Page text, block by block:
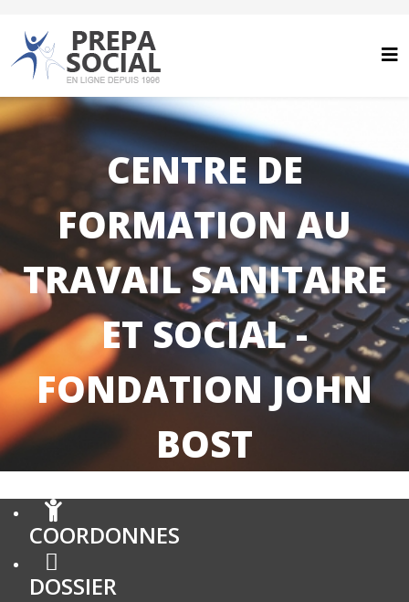
CENTRE DE
FORMATION AU
TRAVAIL SANITAIRE
ET SOCIAL -
FONDATION JOHN
BOST
COORDONNES
DOSSIER